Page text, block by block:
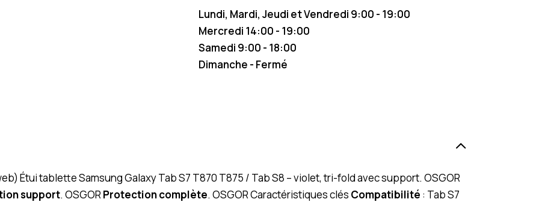
Lundi, Mardi, Jeudi et Vendredi 9:00 - 19:00
Mercredi 14:00 - 19:00
Samedi 9:00 - 18:00
Dimanche - Fermé
Étui tablette Samsung Galaxy Tab S7 T870 T875 / Tab S8 – violet, tri-fold avec support. OSGOR
support. OSGORProtection complète. OSGOR Caractéristiques clés Compatibilité : Tab S7